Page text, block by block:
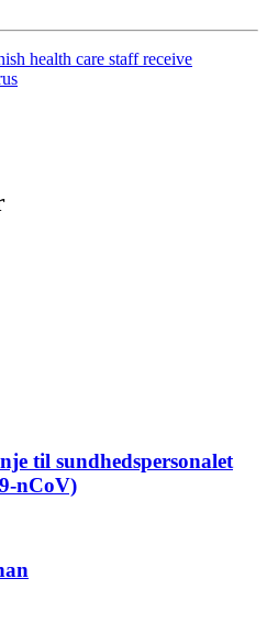
health care staff receive
til sundheds­personalet
nCoV)